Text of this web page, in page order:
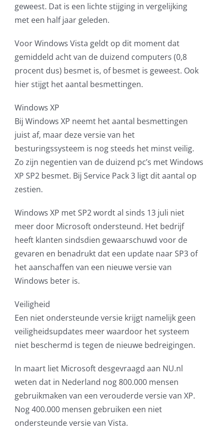
Microsoft software licenties
SLA overeenkomsten
Remote Help
Contact
geweest. Dat is een lichte stijging in vergelijking
met een half jaar geleden.
Voor Windows Vista geldt op dit moment dat
gemiddeld acht van de duizend computers (0,8
procent dus) besmet is, of besmet is geweest. Ook
hier stijgt het aantal besmettingen.
Windows XP
Bij Windows XP neemt het aantal besmettingen
juist af, maar deze versie van het
besturingssysteem is nog steeds het minst veilig.
Zo zijn negentien van de duizend pc’s met Windows
XP SP2 besmet. Bij Service Pack 3 ligt dit aantal op
zestien.
Windows XP met SP2 wordt al sinds 13 juli niet
meer door Microsoft ondersteund. Het bedrijf
heeft klanten sindsdien gewaarschuwd voor de
gevaren en benadrukt dat een update naar SP3 of
het aanschaffen van een nieuwe versie van
Windows beter is.
Veiligheid
Een niet ondersteunde versie krijgt namelijk geen
veiligheidsupdates meer waardoor het systeem
niet beschermd is tegen de nieuwe bedreigingen.
In maart liet Microsoft desgevraagd aan NU.nl
weten dat in Nederland nog 800.000 mensen
gebruikmaken van een verouderde versie van XP.
Nog 400.000 mensen gebruiken een niet
ondersteunde versie van Vista.